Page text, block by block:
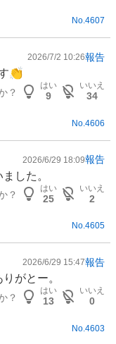
No.4607
2026/7/2 10:26報告
👏
？
はい
9
いいえ
34
No. 4606
2026/6/29 18:09報告
した。
？
はい
25
いいえ
2
No.4605
2026/6/29 15:47報告
がとー。
？
はい
13
いいえ
0
No. 4603